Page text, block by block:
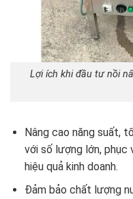
Lợi ích khi đầu tư nồi
Nâng cao năng suất,
với số lượng lớn, phục
hiệu quả kinh doanh.
Đảm bảo chất lượng